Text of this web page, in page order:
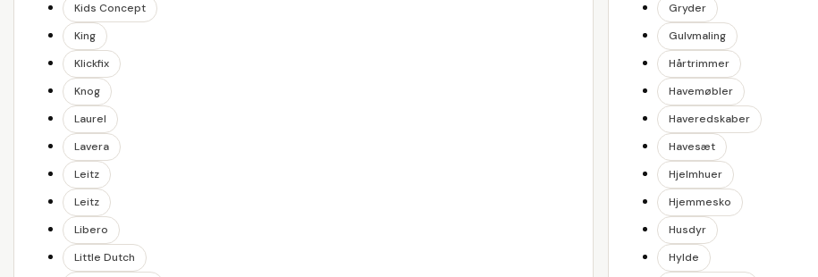
Kids Concept
King
Klickfix
Knog
Laurel
Lavera
Leitz
Leitz
Libero
Little Dutch
Gryder
Gulvmaling
Hårtrimmer
Havemøbler
Haveredskaber
Havesæt
Hjelmhuer
Hjemmesko
Husdyr
Hylde